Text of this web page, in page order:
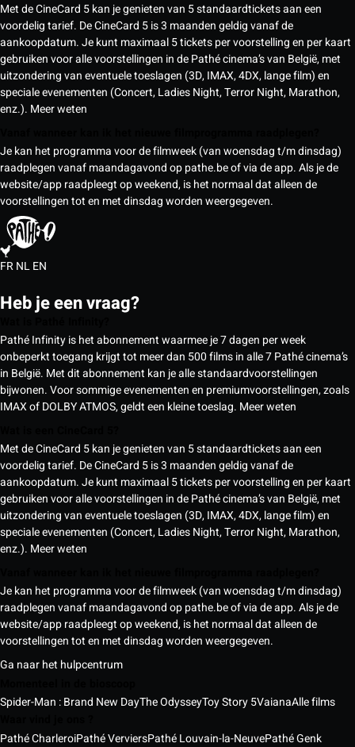
Met de CineCard 5 kan je genieten van 5 standaardtickets aan een
voordelig tarief. De CineCard 5 is 3 maanden geldig vanaf de
aankoopdatum. Je kunt maximaal 5 tickets per voorstelling en per kaart
gebruiken voor alle voorstellingen in de Pathé cinema’s van België, met
uitzondering van eventuele toeslagen (3D, IMAX, 4DX, lange film) en
speciale evenementen (Concert, Ladies Night, Terror Night, Marathon,
enz.). Meer weten
Je kan het programma voor de filmweek (van woensdag t/m dinsdag)
raadplegen vanaf maandagavond op pathe.be of via de app. Als je de
website/app raadpleegt op weekend, is het normaal dat alleen de
voorstellingen tot en met dinsdag worden weergegeven.
FRNLEN
Heb je een vraag?
Pathé Infinity is het abonnement waarmee je 7 dagen per week
onbeperkt toegang krijgt tot meer dan 500 films in alle 7 Pathé cinema’s
in België. Met dit abonnement kan je alle standaardvoorstellingen
bijwonen. Voor sommige evenementen en premiumvoorstellingen, zoals
IMAX of DOLBY ATMOS, geldt een kleine toeslag. Meer weten
Met de CineCard 5 kan je genieten van 5 standaardtickets aan een
voordelig tarief. De CineCard 5 is 3 maanden geldig vanaf de
aankoopdatum. Je kunt maximaal 5 tickets per voorstelling en per kaart
gebruiken voor alle voorstellingen in de Pathé cinema’s van België, met
uitzondering van eventuele toeslagen (3D, IMAX, 4DX, lange film) en
speciale evenementen (Concert, Ladies Night, Terror Night, Marathon,
enz.). Meer weten
Je kan het programma voor de filmweek (van woensdag t/m dinsdag)
raadplegen vanaf maandagavond op pathe.be of via de app. Als je de
website/app raadpleegt op weekend, is het normaal dat alleen de
voorstellingen tot en met dinsdag worden weergegeven.
Ga naar het hulpcentrum
Spider-Man : Brand New DayThe OdysseyToy Story 5VaianaAlle films
Pathé CharleroiPathé VerviersPathé Louvain-la-NeuvePathé Genk